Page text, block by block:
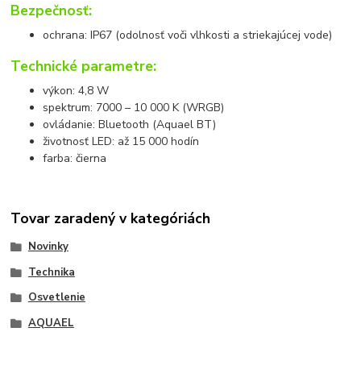
Bezpečnosť:
ochrana: IP67 (odolnosť voči vlhkosti a striekajúcej vode)
Technické parametre:
výkon: 4,8 W
spektrum: 7000 – 10 000 K (WRGB)
ovládanie: Bluetooth (Aquael BT)
životnosť LED: až 15 000 hodín
farba: čierna
Tovar zaradený v kategóriách
Novinky
Technika
Osvetlenie
AQUAEL